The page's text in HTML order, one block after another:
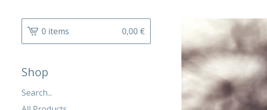
0 items 0,00 €
Shop
Search
products